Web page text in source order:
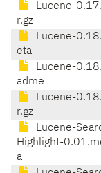
Lucene-
r.gz
Lucene-
eta
Lucene-
adme
Lucene-
r.gz
Lucene-
Highlight-
a